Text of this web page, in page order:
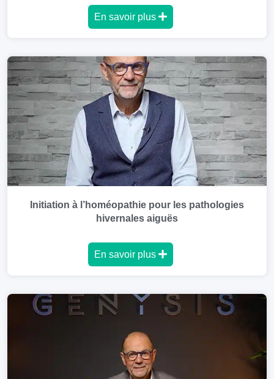
En savoir plus
Initiation à l’homéopathie pour les pathologies
hivernales aiguës
En savoir plus